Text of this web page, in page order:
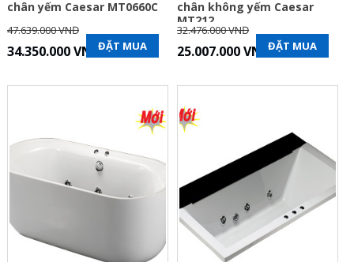
chân yếm Caesar MT0660C
47.639.000 VNĐ
34.350.000 VNĐĐẶT MUA
chân không yếm Caesar
MT212
32.476.000 VNĐ
25.007.000 VNĐĐẶT MUA